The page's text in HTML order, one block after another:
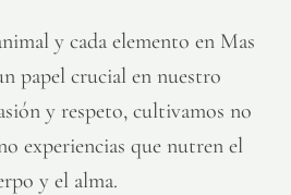
y cada elemento en Mas
papel crucial en nuestro
y respeto, cultivamos no
experiencias que nutren el
y el alma.